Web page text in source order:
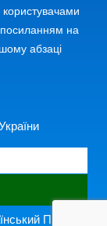
на
абзаці
Південь"